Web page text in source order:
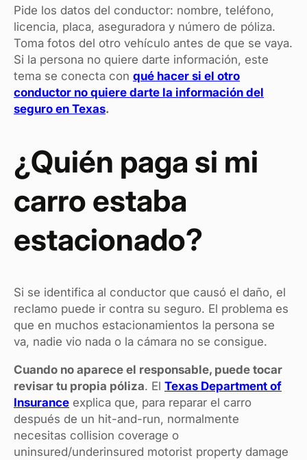
Pide los datos del conductor: nombre, teléfono,
licencia, placa, aseguradora y número de póliza.
Toma fotos del otro vehículo antes de que se vaya.
Si la persona no quiere darte información, este
tema se conecta con qué hacer si el otro
conductor no quiere darte la información del
seguro en Texas.
¿Quién paga si mi
carro estaba
estacionado?
Si se identifica al conductor que causó el daño, el
reclamo puede ir contra su seguro. El problema es
que en muchos estacionamientos la persona se
va, nadie vio nada o la cámara no se consigue.
Cuando no aparece el responsable, puede tocar
revisar tu propia póliza. El Texas Department of
Insurance explica que, para reparar el carro
después de un hit-and-run, normalmente
necesitas collision coverage o
uninsured/underinsured motorist property damage